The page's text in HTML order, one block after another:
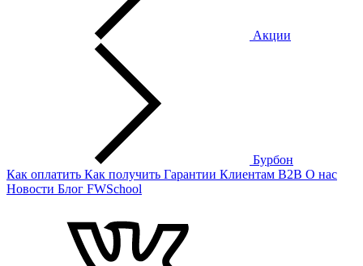
Акции
Бурбон
Как оплатить Как получить Гарантии Клиентам B2B О нас
Новости Блог FWSchool